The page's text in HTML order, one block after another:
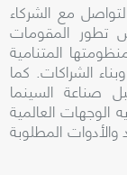
مع الشركاء
تطور المقومات
المتنامية
الشراكات. كما
صناعة السينما
الوجهات العالمية
المطلوبة